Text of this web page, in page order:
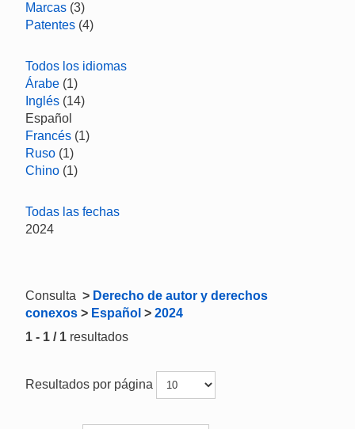
Marcas (3)
Patentes (4)
Todos los idiomas
Árabe (1)
Inglés (14)
Español
Francés (1)
Ruso (1)
Chino (1)
Todas las fechas
2024
Consulta > Derecho de autor y derechos
conexos > Español > 2024
1 - 1 / 1 resultados
Resultados por página